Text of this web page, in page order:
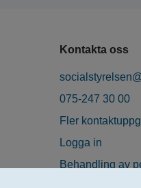
Kontakta oss
075-247 30 00
Fler
Logga in
Behandling av